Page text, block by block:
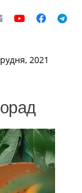
2021